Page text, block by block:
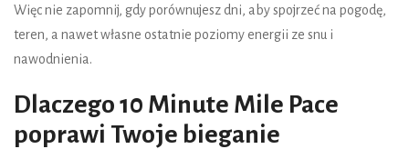
Więc nie zapomnij, gdy porównujesz dni, aby spojrzeć na pogodę,
teren, a nawet własne ostatnie poziomy energii ze snu i
nawodnienia.
Dlaczego 10 Minute Mile Pace
poprawi Twoje bieganie